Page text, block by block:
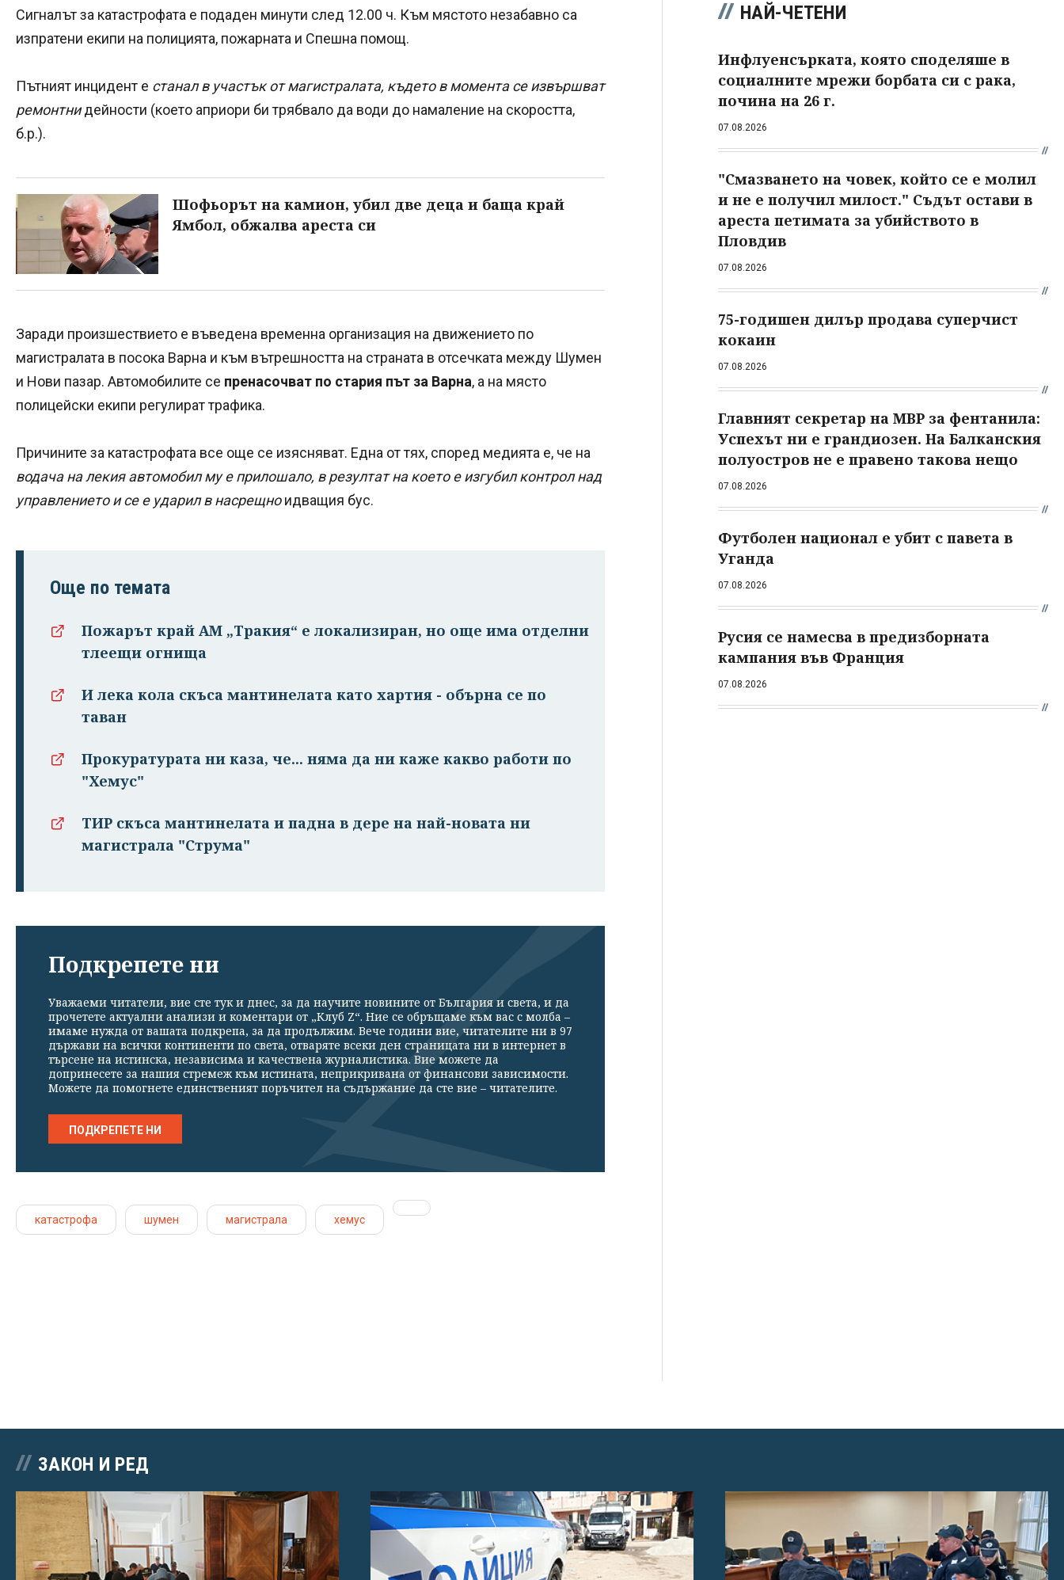
Сигналът за катастрофата е подаден минути след 12.00 ч. Към мястото незабавно са
изпратени екипи на полицията, пожарната и Спешна помощ.
Пътният инцидент е станал в участък от магистралата, където в момента се извършват
ремонтнидейности (което априори би трябвало да води до намаление на скоростта,
б.р.).
Шофьорът на камион, убил две деца и баща край
Ямбол, обжалва ареста си
Заради произшествието е въведена временна организация на движението по
магистралата в посока Варна и към вътрешността на страната в отсечката между Шумен
и Нови пазар. Автомобилите се пренасочват по стария път за Варна, а на място
полицейски екипи регулират трафика.
Причините за катастрофата все още се изясняват. Една от тях, според медията е, че на
водача на лекия автомобил му е прилошало, в резултат на което е изгубил контрол над
управлението и се е ударил в насрещноидващия бус.
Още по темата
Пожарът край АМ „Тракия“ е локализиран, но още има отделни
тлеещи огнища
И лека кола скъса мантинелата като хартия - обърна се по
таван
Прокуратурата ни каза, че... няма да ни каже какво работи по
"Хемус"
ТИР скъса мантинелата и падна в дере на най-новата ни
магистрала "Струма"
Подкрепете ни
Уважаеми читатели, вие сте тук и днес, за да научите новините от България и света, и да
прочетете актуални анализи и коментари от „Клуб Z“. Ние се обръщаме към вас с молба –
имаме нужда от вашата подкрепа, за да продължим. Вече години вие, читателите ни в 97
държави на всички континенти по света, отваряте всеки ден страницата ни в интернет в
търсене на истинска, независима и качествена журналистика. Вие можете да
допринесете за нашия стремеж към истината, неприкривана от финансови зависимости.
Можете да помогнете единственият поръчител на съдържание да сте вие – читателите.
ПОДКРЕПЕТЕ НИ
катастрофа шумен магистрала хемус
НАЙ-ЧЕТЕНИ
Инфлуенсърката, която споделяше в
социалните мрежи борбата си с рака,
почина на 26 г.
07.08.2026
"Смазването на човек, който се е молил
и не е получил милост." Съдът остави в
ареста петимата за убийството в
Пловдив
07.08.2026
75-годишен дилър продава суперчист
кокаин
07.08.2026
Главният секретар на МВР за фентанила:
Успехът ни е грандиозен. На Балканския
полуостров не е правено такова нещо
07.08.2026
Футболен национал е убит с павета в
Уганда
07.08.2026
Русия се намесва в предизборната
кампания във Франция
07.08.2026
ЗАКОН И РЕД